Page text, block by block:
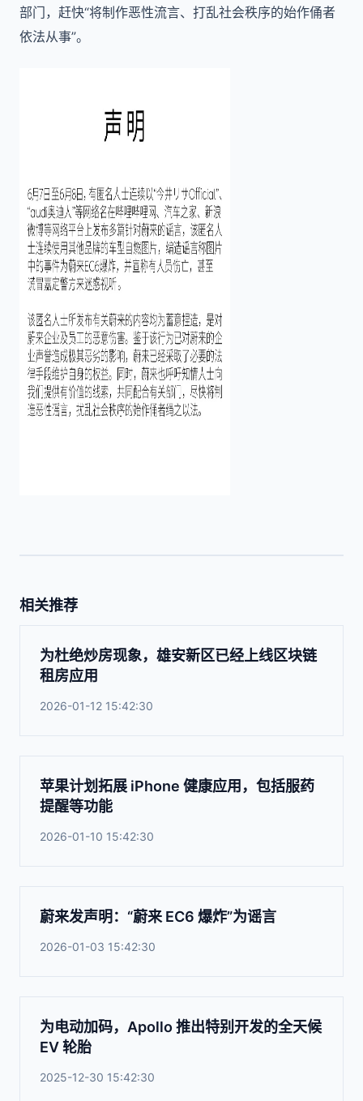
部门，赶快“将制作恶性流言、打乱社会秩序的始作俑者
依法从事”。
相关推荐
为杜绝炒房现象，雄安新区已经上线区块链
租房应用
2026-01-12 15:42:30
苹果计划拓展 iPhone 健康应用，包括服药
提醒等功能
2026-01-10 15:42:30
蔚来发声明：“蔚来 EC6 爆炸”为谣言
2026-01-03 15:42:30
为电动加码，Apollo 推出特别开发的全天候
EV 轮胎
2025-12-30 15:42:30